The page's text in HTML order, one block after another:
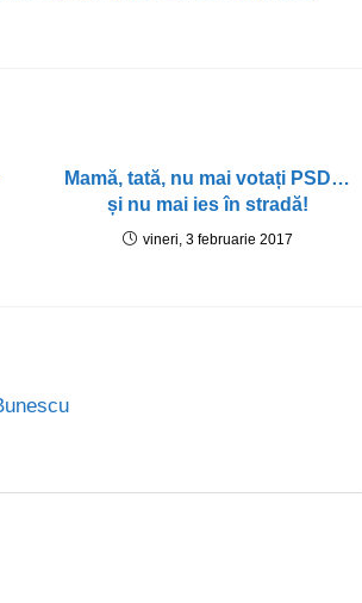
Mamă, tată, nu mai votați PSD…
și nu mai ies în stradă!
vineri, 3 februarie 2017